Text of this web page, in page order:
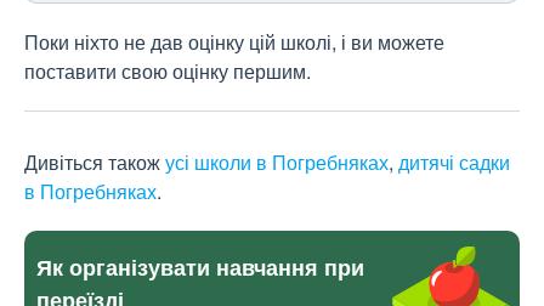
Поки ніхто не дав оцінку цій школі, і ви можете
поставити свою оцінку першим.
Дивіться такожусі школи в Погребняках, дитячі садки
в Погребняках.
Як організувати навчання при